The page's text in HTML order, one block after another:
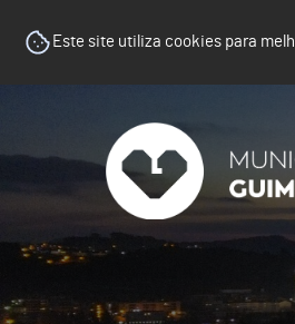
Este site utiliza cookies para